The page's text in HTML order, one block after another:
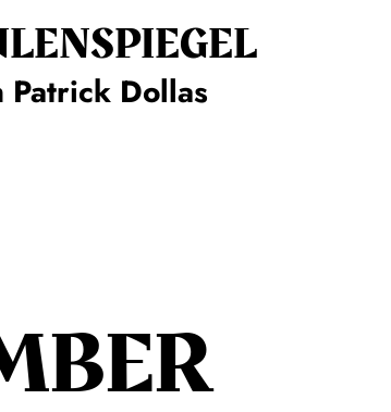
Patrick Dollas